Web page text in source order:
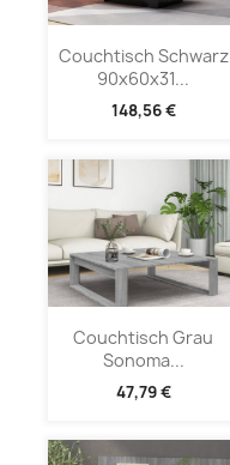
Couchtisch Schwarz
90x60x31...
148,56 €
Couchtisch Grau
Sonoma...
47,79 €